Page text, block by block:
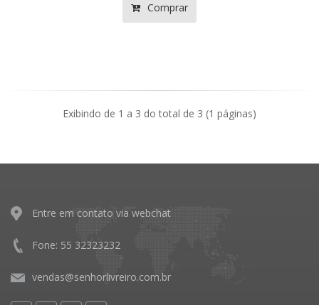
Comprar
Exibindo de 1 a 3 do total de 3 (1 páginas)
Entre em contato via webchat
Fone: 55 32323232
vendas@senhorlivreiro.com.br